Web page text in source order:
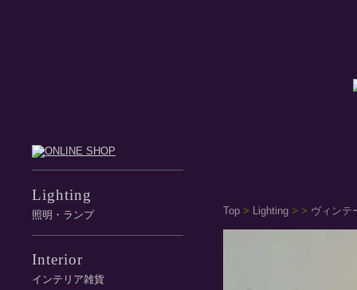
Top > Lighting > > ヴィンテ
Lighting
照明・ランプ
Interior
インテリア雑貨